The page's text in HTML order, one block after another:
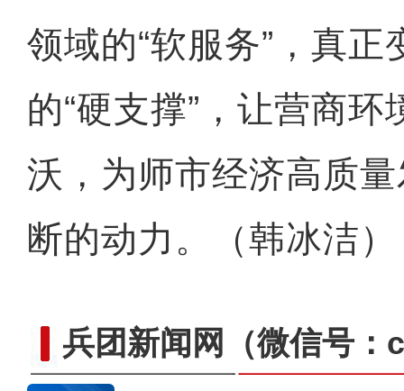
领域的“软服务”，真
的“硬支撑”，让营商
沃，为师市经济高质
断的动力。（韩冰洁）
兵团新闻网 （微信号